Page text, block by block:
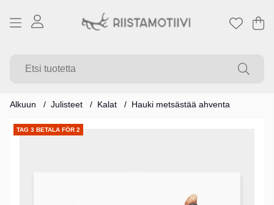
.
Alkuun Julisteet Kalat Hauki metsästää ahventa
TAG 3 BETALA FÖR 2
Tuotekuvat